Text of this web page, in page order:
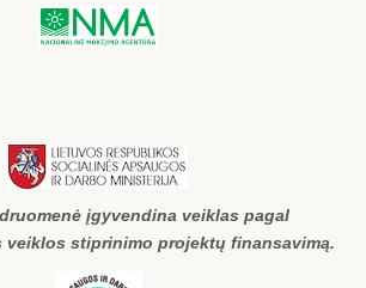
įgyvendina veiklas pagal
veiklos stiprinimo projektų finansavimą.